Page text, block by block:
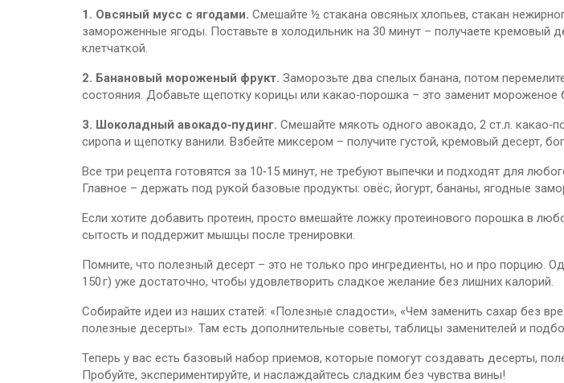
1. Овсяный мусс с ягодами. Смешайте ½ стакана овсяных хлопьев, стакан
замороженные ягоды. Поставьте в холодильник на 30 минут – получаете кремовый
клетчаткой.
2. Банановый мороженый фрукт. Заморозьте два спелых банана, потом
состояния. Добавьте щепотку корицы или какао‑порошка – это заменит мороженое
3. Шоколадный авокадо‑пудинг. Смешайте мякоть одного авокадо, 2 ст.л.
сиропа и щепотку ванили. Взбейте миксером – получите густой, кремовый десерт,
Все три рецепта готовятся за 10‑15 минут, не требуют выпечки и подходят для
Главное – держать под рукой базовые продукты: овёс, йогурт, бананы, ягодные
Если хотите добавить протеин, просто вмешайте ложку протеинового порошка в
сытость и поддержит мышцы после тренировки.
Помните, что полезный десерт – это не только про ингредиенты, но и про порцию.
150 г) уже достаточно, чтобы удовлетворить сладкое желание без лишних калорий.
Собирайте идеи из наших статей: «Полезные сладости», «Чем заменить сахар без
полезные десерты». Там есть дополнительные советы, таблицы заменителей и
Теперь у вас есть базовый набор приемов, которые помогут создавать десерты,
Пробуйте, экспериментируйте, и наслаждайтесь сладким без чувства вины!